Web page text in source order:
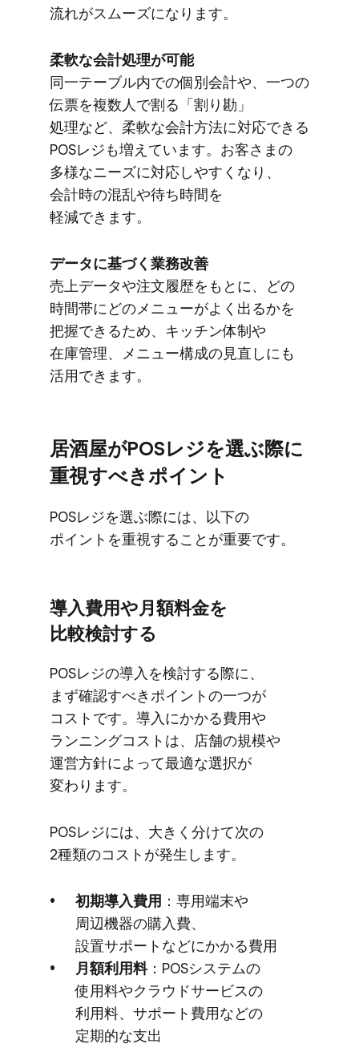
流れが​スムーズに​なります。
柔軟な​会計処理が​可能
同一テーブル内での​個別会計や、​一つの​
伝票を​複数人で​割る​「割り勘」​
処理など、​柔軟な​会計方​法に​対応できる​
POSレジも​増えています。​お客さまの​
多様な​ニーズに​対応しやすくなり、​
会計時の​混乱や​待ち時間を​
軽減できます。
データに​基づく​業務改善
売上データや​注文履歴を​もとに、​どの​
時間帯に​どの​メニューが​よく​出るかを​
把握できる​ため、​キッチン体制や​
在庫管理、​メニュー構成の​見直しにも​
活用できます。
居酒屋が​POSレジを​選ぶ際に​
重視すべきポイント
POSレジを​選ぶ際には、​以下の​
ポイントを​重視する​ことが​重要です。
導入費用や​月​額料金を​
比較検討する
POSレジの​導入を​検討する​際に、​
まず確認すべきポイントの​一つが​
コストです。​導入に​かかる​費用や​
ランニングコストは、​店舗の​規模や​
運営方​針に​よって​最適な​選択が​
変わります。
POSレジには、​大きく​分けて​次の​
2種類の​コストが​発生します。
初期導入費用 ：専用端末や​
周辺機器の​購入費、​
設置サポートなどに​かかる​費用
月額利用料：POSシステムの​
使用料や​クラウドサービスの​
利用料、​サポート費用などの​
定期的な​支出